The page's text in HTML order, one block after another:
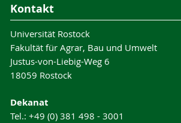
Kontakt
Universität Rostock
Fakultät für Agrar, Bau und Umwelt
Justus-von-Liebig-Weg 6
18059 Rostock
Dekanat
Tel.: +49 (0) 381 498 - 3001